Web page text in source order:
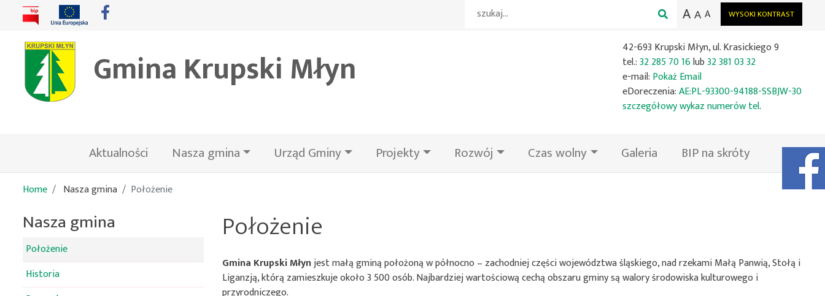
WYSOKI KONTRAST
AA A
Gmina Krupski Młyn
42-693 Krupski Młyn, ul. Krasickiego 9
tel.:32 285 70 16lub32 381 03 32
e-mail: Pokaż Email
eDoreczenia:AE:PL-93300-94188-SSBJW-30
szczegółowy wykaz numerów tel.
Aktualności Nasza gmina Urząd Gminy Projekty Rozwój Czas wolny Galeria BIP na skróty Facebook
Home Nasza gmina Położenie
Nasza gmina
Położenie
Historia
Położenie
Gmina Krupski Młynjest małą gminą położoną w północno – zachodniej części województwa śląskiego, nad rzekami Małą Panwią, Stołą i
Liganzją, którą zamieszkuje około 3 500 osób. Najbardziej wartościową cechą obszaru gminy są walory środowiska kulturowego i